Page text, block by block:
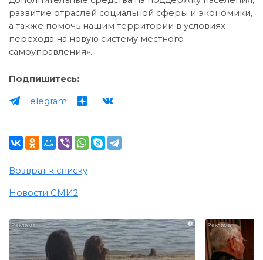
развитие отраслей социальной сферы и экономики,
а также помочь нашим территории в условиях
перехода на новую систему местного
самоуправления».
Подпишитесь:
Telegram
Возврат к списку
Новости СМИ2
i